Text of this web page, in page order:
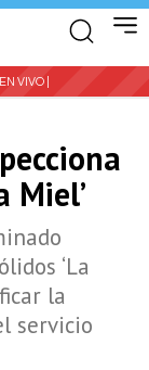
VIVO |
Miel’
‘La
la
servicio